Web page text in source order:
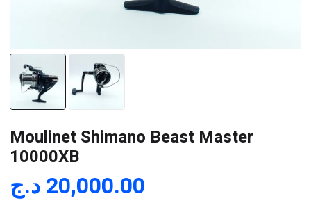
Moulinet Shimano Beast Master
10000XB
20,000.00د.ج